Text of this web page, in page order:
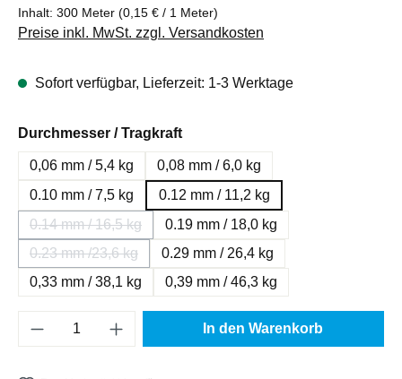
Inhalt: 300 Meter (0,15 € / 1 Meter)
Preise inkl. MwSt. zzgl. Versandkosten
Sofort verfügbar, Lieferzeit: 1-3 Werktage
Durchmesser / Tragkraftauswählen
0,06 mm / 5,4 kg
0,08 mm / 6,0 kg
0.10 mm / 7,5 kg
0.12 mm / 11,2 kg
0.14 mm / 16,5 kg
(Diese Option ist zurzeit nicht verfügbar.)
0.19 mm / 18,0 kg
0.23 mm /23,6 kg
(Diese Option ist zurzeit nicht verfügbar.)
0.29 mm / 26,4 kg
0,33 mm / 38,1 kg
0,39 mm / 46,3 kg
Produkt Anzahl: Gib den gewünschten
In den Warenkorb